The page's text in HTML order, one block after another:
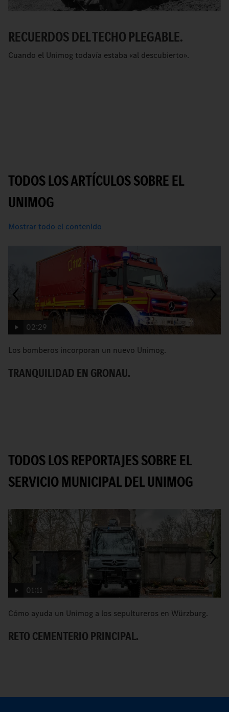
RECUERDOS DEL TECHO PLEGABLE.
Cuando el Unimog todavía estaba «al descubierto».
TODOS LOS ARTÍCULOS SOBRE EL
UNIMOG
Mostrar todo el contenido
02:29
Los bomberos incorporan un nuevo Unimog.
TRANQUILIDAD EN GRONAU.
TODOS LOS REPORTAJES SOBRE EL
SERVICIO MUNICIPAL DEL UNIMOG
01:11
Cómo ayuda un Unimog a los sepultureros en Würzburg.
RETO CEMENTERIO PRINCIPAL.